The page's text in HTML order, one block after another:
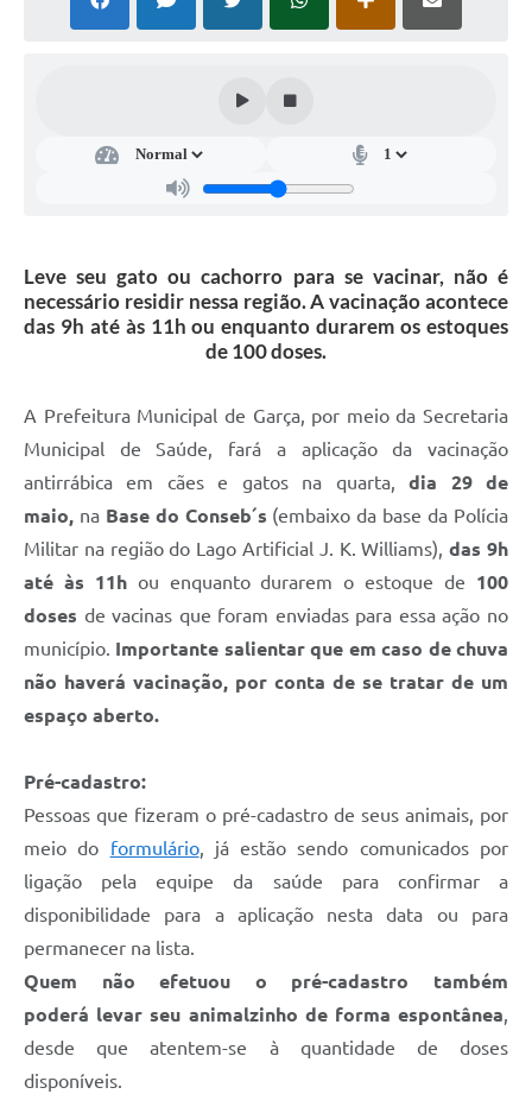
Súmulas Administrativas
Consulta Pública Eletrônica Lei de Diretrizes Orçamentárias -
LDO - 2025
Concursos
Nota Fiscal Eletrônica
Defesa Civil
Junta de Serviço Militar
NFSE
Leve seu gato ou cachorro para se vacinar, não é
necessário residir nessa região. A vacinação acontece
das 9h até às 11h ou enquanto durarem os estoques
de 100 doses.
A Prefeitura Municipal de Garça, por meio da Secretaria
Municipal de Saúde, fará a aplicação da vacinação
antirrábica em cães e gatos na quarta,dia 29 de
maio, na Base do Conseb´s (embaixo da base da Polícia
Militar na região do Lago Artificial J. K. Williams),das 9h
até às 11h ou enquanto durarem o estoque de 100
doses de vacinas que foram enviadas para essa ação no
município. Importante salientar que em caso de chuva
não haverá vacinação, por conta de se tratar de um
espaço aberto.
Pré-cadastro:
Pessoas que fizeram o pré-cadastro de seus animais, por
meio do formulário, já estão sendo comunicados por
ligação pela equipe da saúde para confirmar a
disponibilidade para a aplicação nesta data ou para
permanecer na lista.
Quem não efetuou o pré-cadastro também
poderá levar seu animalzinho de forma espontânea,
desde que atentem-se à quantidade de doses
disponíveis.